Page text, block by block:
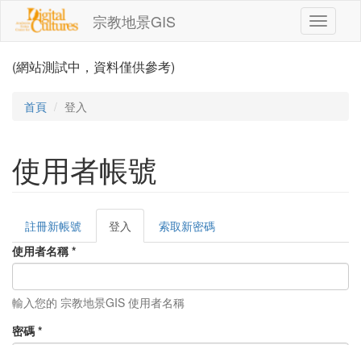
移至主內容
宗教地景GIS
Toggle
(網站測試中，資料僅供參考)
首頁 登入
使用者帳號
主要索引標籤
註冊新帳號 登入
籤)
索取新密碼
使用者名稱 *
輸入您的 宗教地景GIS 使用者名稱
密碼 *